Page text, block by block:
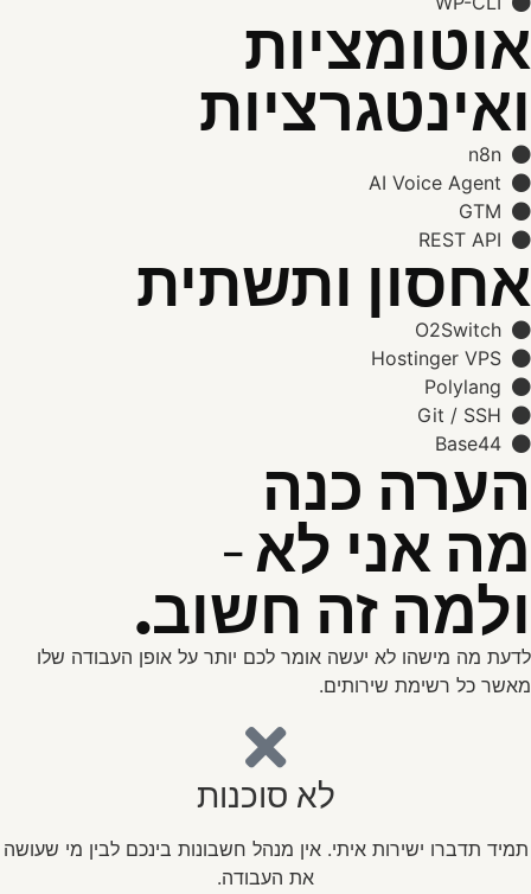
אוטומציות
ואינטגרציות
n8n
AI Voice Agent
GTM
REST API
אחסון ותשתית
O2Switch
Hostinger VPS
Polylang
Git / SSH
Base44
הערה כנה
מה אני לא -
ולמה זה חשוב.
לדעת מה מישהו לא יעשה אומר לכם יותר על אופן העבודה שלו
מאשר כל רשימת שירותים.
לא סוכנות
תמיד תדברו ישירות איתי. אין מנהל חשבונות בינכם לבין מי שעושה
את העבודה.